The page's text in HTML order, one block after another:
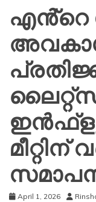
എൻ്റെ
മീറ്റിന്
April 1, 2026